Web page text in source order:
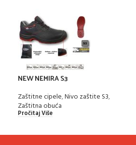
NEW NEMIRA S3
Zaštitne cipele,Nivo zaštite S3,
Zaštitna obuća
Pročitaj Više